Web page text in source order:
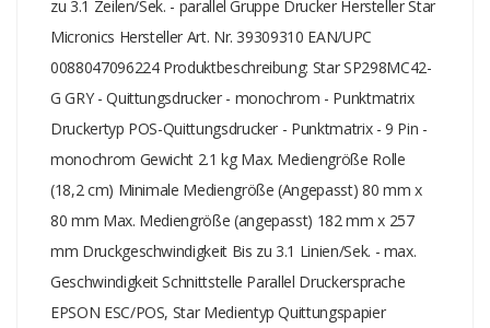
zu 3.1 Zeilen/Sek. - parallel Gruppe Drucker Hersteller Star
Micronics Hersteller Art. Nr. 39309310 EAN/UPC
0088047096224 Produktbeschreibung: Star SP298MC42-
G GRY - Quittungsdrucker - monochrom - Punktmatrix
Druckertyp POS-Quittungsdrucker - Punktmatrix - 9 Pin -
monochrom Gewicht 2.1 kg Max. Mediengröße Rolle
(18,2 cm) Minimale Mediengröße (Angepasst) 80 mm x
80 mm Max. Mediengröße (angepasst) 182 mm x 257
mm Druckgeschwindigkeit Bis zu 3.1 Linien/Sek. - max.
Geschwindigkeit Schnittstelle Parallel Druckersprache
EPSON ESC/POS, Star Medientyp Quittungspapier